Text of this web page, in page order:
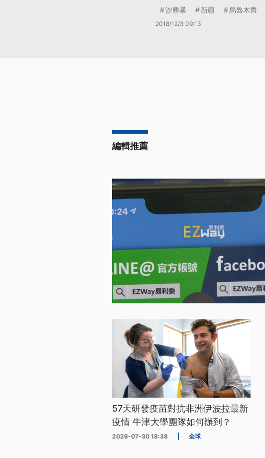
沙塵暴 新疆 烏魯木齊
2018/12/3 09:13
編輯推薦
57天研發疫苗對抗非洲伊波拉最新
疫情 牛津大學團隊如何辦到？
2026-07-30 18:38 全球